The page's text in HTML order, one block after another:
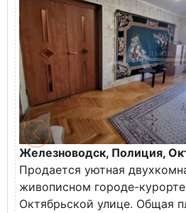
Железноводск, Полиция,
Продается уютная
живописном городе-
Октябрьской улице. Общая